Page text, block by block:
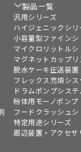
製品一覧
汎用シリーズ
ハイジェニックシリ
小容量型ファインシ
マイクロリットルシ
マグネットカップ
脱水ケーキ圧送装置
フレックス充填シス
ドラムポンプシステ
粉体用モーノポンプ
フードクラッシュシ
特定用途シリーズ
周辺装置・アクセサ